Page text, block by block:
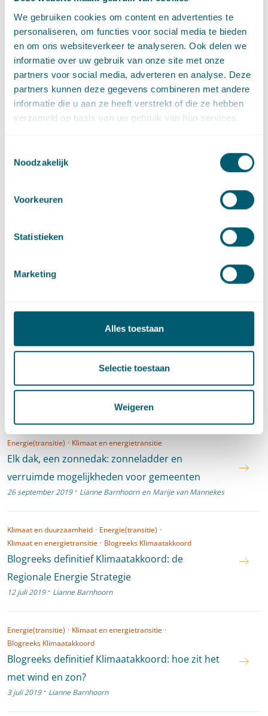
We gebruiken cookies om content en advertenties te
personaliseren, om functies voor social media te bieden
en om ons websiteverkeer te analyseren. Ook delen we
informatie over uw gebruik van onze site met onze
partners voor social media, adverteren en analyse. Deze
partners kunnen deze gegevens combineren met andere
informatie die u aan ze heeft verstrekt of die ze hebben
verzameld op basis van uw gebruik van hun services.
Noodzakelijk
Voorkeuren
Statistieken
Marketing
Alles toestaan
Selectie toestaan
Weigeren
De concept-RES: monitoring en afwegingskaders
· Edward Brans Marije van Mannekes
Energie(transitie) · Klimaat en energietransitie
Nieuwe deadline RES en lessen uit studie
Zeeland
Lianne Barnhoorn Marije van Mannekes
Verminderde CO2-reductie geen steekhoudend
6 februari 2020 ·
Energie(transitie)
regionale energietransitie
Klimaat en energietransitie
20 november 2019 · Marije van Mannekes en
Energie(transitie) · Klimaat en energietransitie
Elk dak, een zonnedak: zonneladder en
verruimde mogelijkheden voor gemeenten
26 september 2019 · Lianne Barnhoorn en Marije van Mannekes
Klimaat en duurzaamheid · Energie(transitie) ·
Klimaat en energietransitie · Blogreeks Klimaatakkoord
Blogreeks definitief Klimaatakkoord: de
Regionale Energie Strategie
12 juli 2019 · Lianne Barnhoorn
Energie(transitie) · Klimaat en energietransitie ·
Blogreeks Klimaatakkoord
Blogreeks definitief Klimaatakkoord: hoe zit het
met wind en zon?
3 juli 2019 · Lianne Barnhoorn